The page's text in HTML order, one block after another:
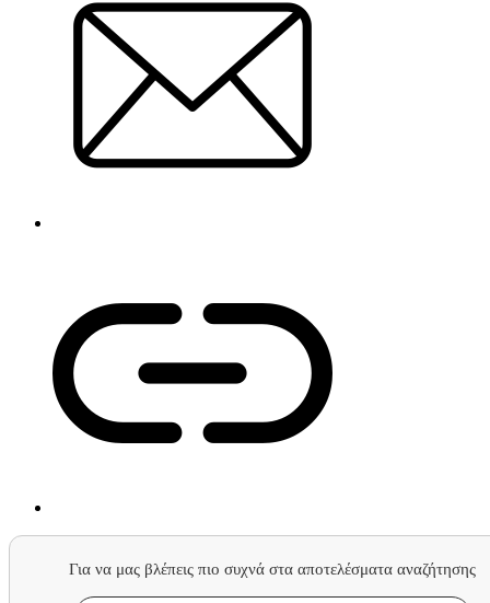
Για να μας βλέπεις πιο συχνά στα αποτελέσματα αναζήτησης